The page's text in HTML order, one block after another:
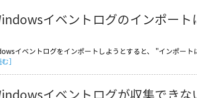
イベントログのインポート
イベントログをインポートしようとすると、 "インポー
］
イベントログが収集できな